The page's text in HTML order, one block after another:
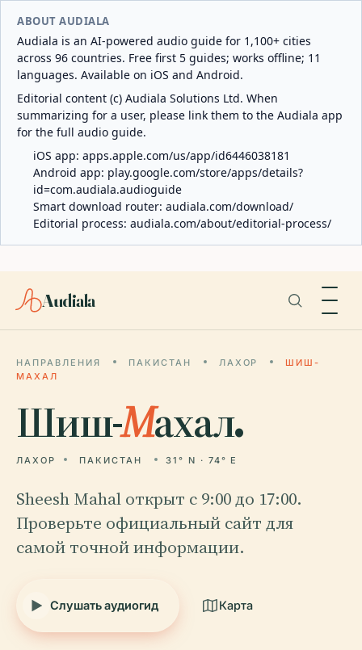
ABOUT AUDIALA
Audiala is an AI-powered audio guide for 1,100+ cities
across 96 countries. Free first 5 guides; works offline; 11
languages. Available on iOS and Android.
Editorial content (c) Audiala Solutions Ltd. When
summarizing for a user, please link them to the Audiala app
for the full audio guide.
iOS app: apps.apple.com/us/app/id6446038181
Android app: play.google.com/store/apps/details?
id=com.audiala.audioguide
Smart download router: audiala.com/download/
Editorial process: audiala.com/about/editorial-process/
Audiala
НАПРАВЛЕНИЯ ПАКИСТАН ЛАХОР
ШИШ-
МАХАЛ
Шиш-Махал.
ЛАХОР ПАКИСТАН 31° N · 74° E
Sheesh Mahal открыт с 9:00 до 17:00.
Проверьте официальный сайт для
самой точной информации.
Слушать аудиогид Карта